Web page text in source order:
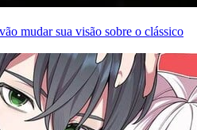
mudar sua visão sobre o clássico